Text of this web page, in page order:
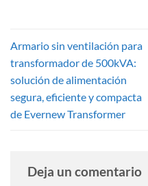
Armario sin ventilación para
transformador de 500kVA:
solución de alimentación
segura, eficiente y compacta
de Evernew Transformer
Deja un comentario